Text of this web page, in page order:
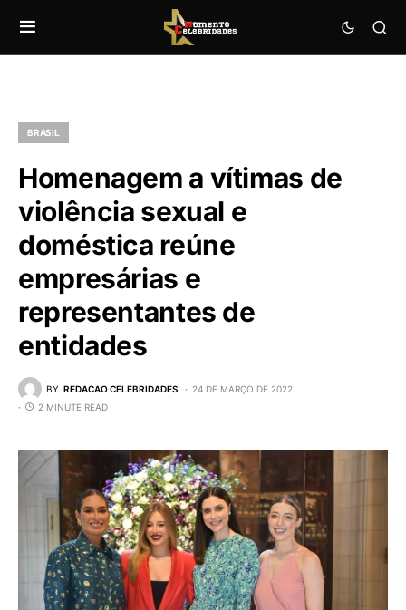
BRASIL
Homenagem a vítimas de
violência sexual e
doméstica reúne
empresárias e
representantes de
entidades
BY REDACAO CELEBRIDADES
24 DE MARÇO DE 2022
2 MINUTE READ